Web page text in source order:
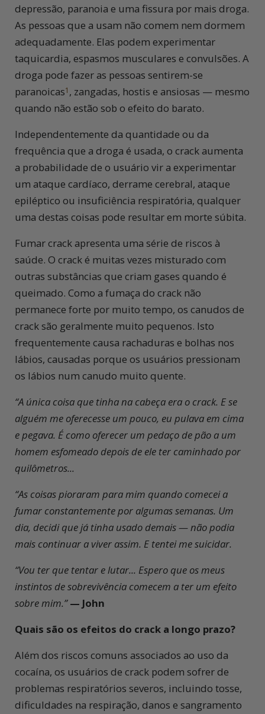
depressão, paranoia e uma fissura por mais droga.
As pessoas que a usam não comem nem dormem
adequadamente. Elas podem experimentar
taquicardia, espasmos musculares e convulsões. A
droga pode fazer as pessoas sentirem-se
paranoicas1 , zangadas, hostis e ansiosas — mesmo
quando não estão sob o efeito do barato.
Independentemente da quantidade ou da
frequência que a droga é usada, o crack aumenta
a probabilidade de o usuário vir a experimentar
um ataque cardíaco, derrame cerebral, ataque
epiléptico ou insuficiência respiratória, qualquer
uma destas coisas pode resultar em morte súbita.
Fumar crack apresenta uma série de riscos à
saúde. O crack é muitas vezes misturado com
outras substâncias que criam gases quando é
queimado. Como a fumaça do crack não
permanece forte por muito tempo, os canudos de
crack são geralmente muito pequenos. Isto
frequentemente causa rachaduras e bolhas nos
lábios, causadas porque os usuários pressionam
os lábios num canudo muito quente.
“A única coisa que tinha na cabeça era o crack. E se
alguém me oferecesse um pouco, eu pulava em cima
e pegava. É como oferecer um pedaço de pão a um
homem esfomeado depois de ele ter caminhado por
quilômetros...
“As coisas pioraram para mim quando comecei a
fumar constantemente por algumas semanas. Um
dia, decidi que já tinha usado demais — não podia
mais continuar a viver assim. E tentei me suicidar.
“Vou ter que tentar e lutar... Espero que os meus
instintos de sobrevivência comecem a ter um efeito
sobre mim.” — John
Quais são os efeitos do crack a longo prazo?
Além dos riscos comuns associados ao uso da
cocaína, os usuários de crack podem sofrer de
problemas respiratórios severos, incluindo tosse,
dificuldades na respiração, danos e sangramento